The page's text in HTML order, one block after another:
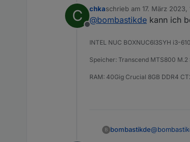
https://
C
Offline
chkaschrieb am 17. März 2023,
zuletzt editiert von
@bombastikde kann ich
INTEL NUC BOXNUC6I3SYH i3-
Speicher: Transcend MTS800 M.2
RAM: 40Gig Crucial 8GB DDR4
B bombastikde@